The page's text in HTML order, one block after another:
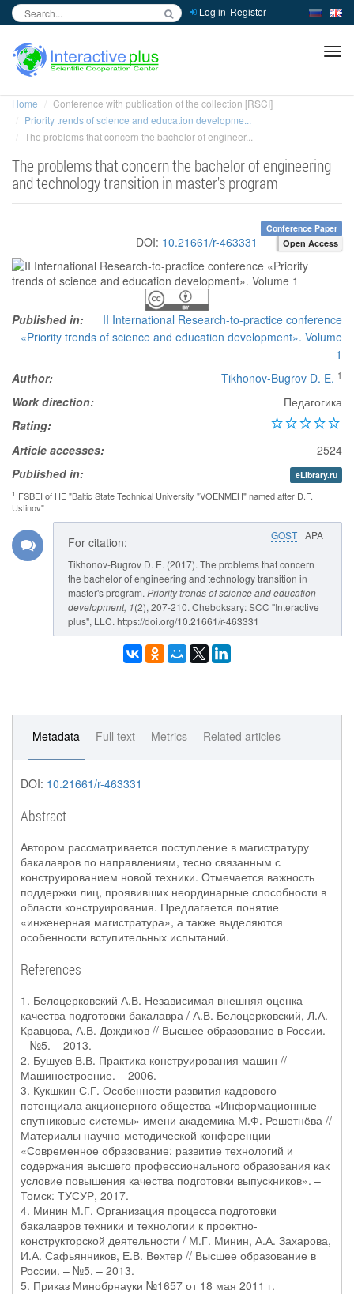
Log in Register
Home
Conference with publication of the collection [RSCI]
Priority trends of science and education developme...
The problems that concern the bachelor of engineer...
The problems that concern the bachelor of engineering
and technology transition in master's program
Conference Paper
DOI: 10.21661/r-463331 Open Access
Published in:
II International Research-to-practice conference
«Priority trends of science and education development». Volume
1
Author:
Tikhonov-Bugrov D. E. 1
Work direction:
Педагогика
Rating:
Article accesses:
2524
Published in:
eLibrary.ru
1 FSBEI of HE "Baltic State Technical University "VOENMEH" named after D.F.
Ustinov"
GOST APA
For citation:
Tikhonov-Bugrov D. E. (2017). The problems that concern
the bachelor of engineering and technology transition in
master's program. Priority trends of science and education
development, 1(2), 207-210. Cheboksary: SCC "Interactive
plus", LLC. https://doi.org/10.21661/r-463331
Metadata Full text Metrics Related articles
DOI: 10.21661/r-463331
Abstract
Автором рассматривается поступление в магистратуру
бакалавров по направлениям, тесно связанным с
конструированием новой техники. Отмечается важность
поддержки лиц, проявивших неординарные способности в
области конструирования. Предлагается понятие
«инженерная магистратура», а также выделяются
особенности вступительных испытаний.
References
1. Белоцерковский А.В. Независимая внешняя оценка
качества подготовки бакалавра / А.В. Белоцерковский, Л.А.
Кравцова, А.В. Дождиков // Высшее образование в России.
– №5. – 2013.
2. Бушуев В.В. Практика конструирования машин //
Машиностроение. – 2006.
3. Кукшкин С.Г. Особенности развития кадрового
потенциала акционерного общества «Информационные
спутниковые системы» имени академика М.Ф. Решетнёва //
Материалы научно-методической конференции
«Современное образование: развитие технологий и
содержания высшего профессионального образования как
условие повышения качества подготовки выпускников». –
Томск: ТУСУР, 2017.
4. Минин М.Г. Организация процесса подготовки
бакалавров техники и технологии к проектно-
конструкторской деятельности / М.Г. Минин, А.А. Захарова,
И.А. Сафьянников, Е.В. Вехтер // Высшее образование в
России. – №5. – 2013.
5. Приказ Минобрнауки №1657 от 18 мая 2011 г.